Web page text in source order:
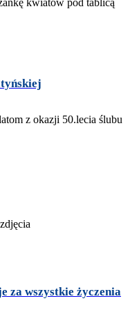
za wszystkie życzenia